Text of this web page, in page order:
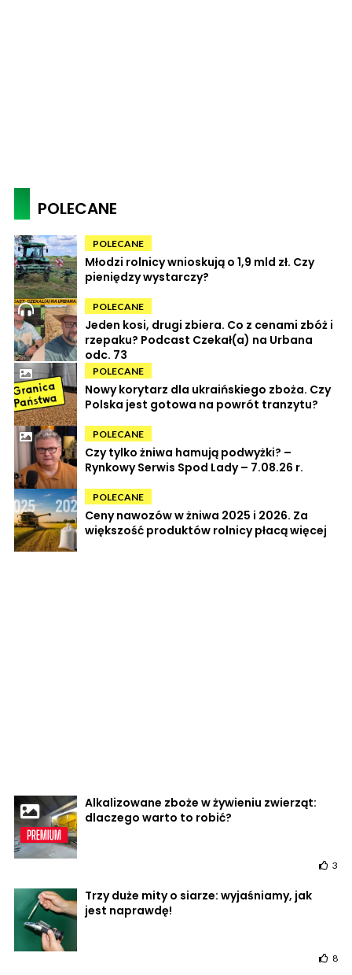
POLECANE
POLECANE
Młodzi rolnicy wnioskują o 1,9 mld zł. Czy
pieniędzy wystarczy?
POLECANE
Jeden kosi, drugi zbiera. Co z cenami zbóż i
rzepaku? Podcast Czekał(a) na Urbana
odc. 73
POLECANE
Nowy korytarz dla ukraińskiego zboża. Czy
Polska jest gotowa na powrót tranzytu?
POLECANE
Czy tylko żniwa hamują podwyżki? –
Rynkowy Serwis Spod Lady – 7.08.26 r.
POLECANE
Ceny nawozów w żniwa 2025 i 2026. Za
większość produktów rolnicy płacą więcej
Alkalizowane zboże w żywieniu zwierząt:
dlaczego warto to robić?
3
Trzy duże mity o siarze: wyjaśniamy, jak
jest naprawdę!
8